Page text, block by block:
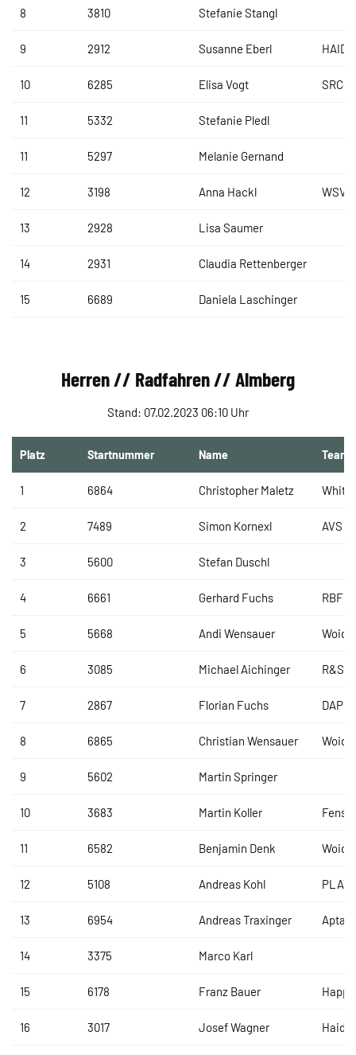
8 3810 Stefanie Stangl
9 2912 Susanne Eberl HAIDL
10 6285 Elisa Vogt SRC-
11 5332 Stefanie Pledl
11 5297 Melanie Gernand
12 3198 Anna Hackl WSV
13 2928 Lisa Saumer
14 2931 Claudia Rettenberger
15 6689 Daniela Laschinger
Herren // Radfahren // Almberg
Stand: 07.02.2023 06:10 Uhr
Platz Startnummer Name Team
1 6864 Christopher Maletz White
2 7489 Simon Kornexl AVS
3 5600 Stefan Duschl
4 6661 Gerhard Fuchs RBF
5 5668 Andi Wensauer
6 3085 Michael Aichinger R&S
7 2867 Florian Fuchs DAP
8 6865 Christian Wensauer
9 5602 Martin Springer
10 3683 Martin Koller
11 6582 Benjamin Denk
12 5108 Andreas Kohl
13 6954 Andreas Traxinger Aptar
14 3375 Marco Karl
15 6178 Franz Bauer
16 3017 Josef Wagner Haidl